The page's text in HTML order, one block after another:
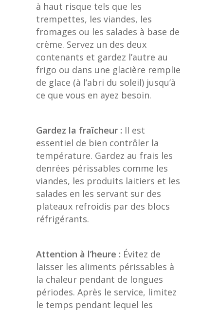
à haut risque tels que les
trempettes, les viandes, les
fromages ou les salades à base de
crème. Servez un des deux
contenants et gardez l’autre au
frigo ou dans une glacière remplie
de glace (à l’abri du soleil) jusqu’à
ce que vous en ayez besoin.
Gardez la fraîcheur : Il est
essentiel de bien contrôler la
température. Gardez au frais les
denrées périssables comme les
viandes, les produits laitiers et les
salades en les servant sur des
plateaux refroidis par des blocs
réfrigérants.
Attention à l’heure : Évitez de
laisser les aliments périssables à
la chaleur pendant de longues
périodes. Après le service, limitez
le temps pendant lequel les